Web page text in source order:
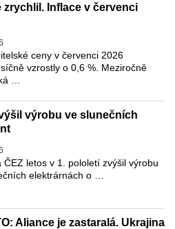
zrychlil. Inflace v červenci
ceny v červenci 2026
vzrostly o 0,6 %. Meziročně
…
výrobu ve slunečních
ČEZ letos v 1. pololetí zvýšil výrobu
elektrárnách o …
Aliance je zastaralá. Ukrajina